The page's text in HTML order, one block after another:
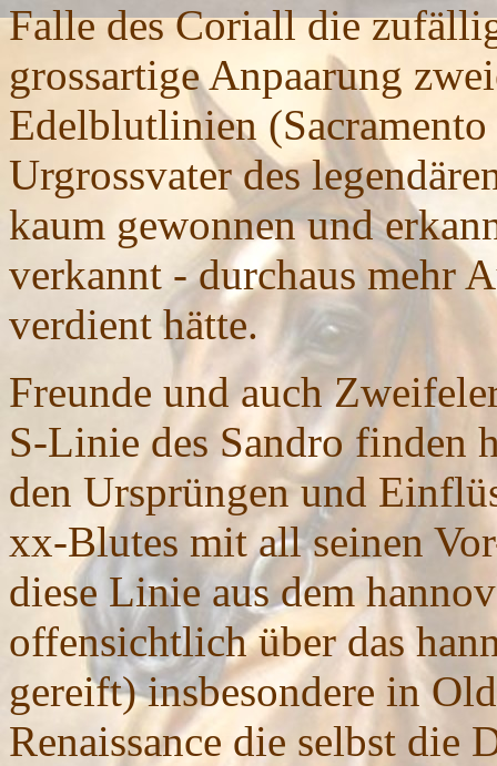
Falle des Coriall die
grossartige Anpaarung
Edelblutlinien
Urgrossvater des
kaum gewonnen und
verkannt - durchaus mehr
verdient hätte.
Freunde und auch
S-Linie des Sandro finden
den Ursprüngen und
xx-Blutes mit all seinen
diese Linie aus dem
offensichtlich über das
gereift) insbesondere in
Renaissance die selbst die